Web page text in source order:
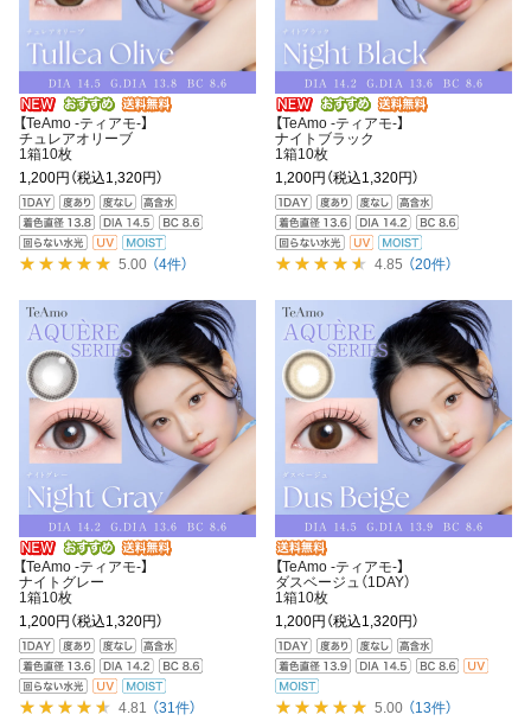
【TeAmo -ティアモ-】
チュレアオリーブ
1箱10枚
1,200円 （税込1,320円）
5.00 （4件）
【TeAmo -ティアモ-】
ナイトブラック
1箱10枚
1,200円 （税込1,320円）
4.85 （20件）
【TeAmo -ティアモ-】
ナイトグレー
1箱10枚
1,200円 （税込1,320円）
4.81 （31件）
【TeAmo -ティアモ-】
ダスベージュ（1DAY）
1箱10枚
1,200円 （税込1,320円）
5.00 （13件）